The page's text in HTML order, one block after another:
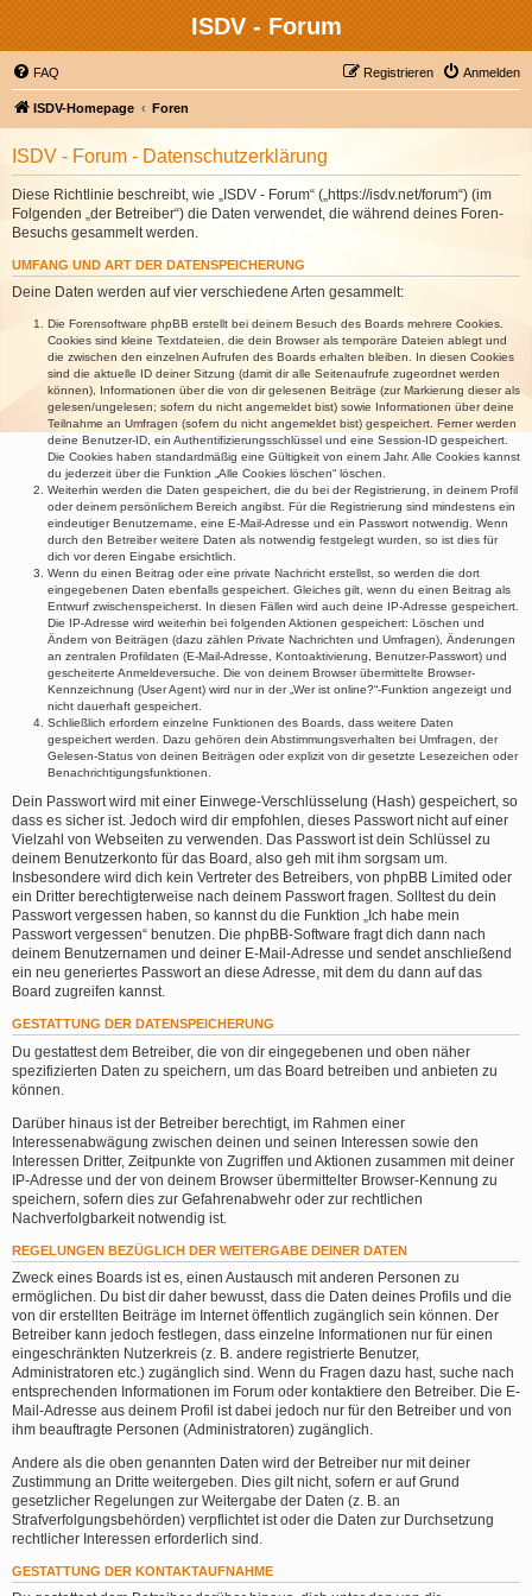
ISDV - Forum
FAQ Anmelden
Registrieren
ISDV-Homepage Foren
ISDV - Forum - Datenschutzerklärung
Diese Richtlinie beschreibt, wie „ISDV - Forum“ („https://isdv.net/forum“) (im
Folgenden „der Betreiber“) die Daten verwendet, die während deines Foren-
Besuchs gesammelt werden.
UMFANG UND ART DER DATENSPEICHERUNG
Deine Daten werden auf vier verschiedene Arten gesammelt:
Die Forensoftware phpBB erstellt bei deinem Besuch des Boards mehrere Cookies.
Cookies sind kleine Textdateien, die dein Browser als temporäre Dateien ablegt und
die zwischen den einzelnen Aufrufen des Boards erhalten bleiben. In diesen Cookies
sind die aktuelle ID deiner Sitzung (damit dir alle Seitenaufrufe zugeordnet werden
können), Informationen über die von dir gelesenen Beiträge (zur Markierung dieser als
gelesen/ungelesen; sofern du nicht angemeldet bist) sowie Informationen über deine
Teilnahme an Umfragen (sofern du nicht angemeldet bist) gespeichert. Ferner werden
deine Benutzer-ID, ein Authentifizierungsschlüssel und eine Session-ID gespeichert.
Die Cookies haben standardmäßig eine Gültigkeit von einem Jahr. Alle Cookies kannst
du jederzeit über die Funktion „Alle Cookies löschen“ löschen.
Weiterhin werden die Daten gespeichert, die du bei der Registrierung, in deinem Profil
oder deinem persönlichem Bereich angibst. Für die Registrierung sind mindestens ein
eindeutiger Benutzername, eine E-Mail-Adresse und ein Passwort notwendig. Wenn
durch den Betreiber weitere Daten als notwendig festgelegt wurden, so ist dies für
dich vor deren Eingabe ersichtlich.
Wenn du einen Beitrag oder eine private Nachricht erstellst, so werden die dort
eingegebenen Daten ebenfalls gespeichert. Gleiches gilt, wenn du einen Beitrag als
Entwurf zwischenspeicherst. In diesen Fällen wird auch deine IP-Adresse gespeichert.
Die IP-Adresse wird weiterhin bei folgenden Aktionen gespeichert: Löschen und
Ändern von Beiträgen (dazu zählen Private Nachrichten und Umfragen), Änderungen
an zentralen Profildaten (E-Mail-Adresse, Kontoaktivierung, Benutzer-Passwort) und
gescheiterte Anmeldeversuche. Die von deinem Browser übermittelte Browser-
Kennzeichnung (User Agent) wird nur in der „Wer ist online?“-Funktion angezeigt und
nicht dauerhaft gespeichert.
Schließlich erfordern einzelne Funktionen des Boards, dass weitere Daten
gespeichert werden. Dazu gehören dein Abstimmungsverhalten bei Umfragen, der
Gelesen-Status von deinen Beiträgen oder explizit von dir gesetzte Lesezeichen oder
Benachrichtigungsfunktionen.
Dein Passwort wird mit einer Einwege-Verschlüsselung (Hash) gespeichert, so
dass es sicher ist. Jedoch wird dir empfohlen, dieses Passwort nicht auf einer
Vielzahl von Webseiten zu verwenden. Das Passwort ist dein Schlüssel zu
deinem Benutzerkonto für das Board, also geh mit ihm sorgsam um.
Insbesondere wird dich kein Vertreter des Betreibers, von phpBB Limited oder
ein Dritter berechtigterweise nach deinem Passwort fragen. Solltest du dein
Passwort vergessen haben, so kannst du die Funktion „Ich habe mein
Passwort vergessen“ benutzen. Die phpBB-Software fragt dich dann nach
deinem Benutzernamen und deiner E-Mail-Adresse und sendet anschließend
ein neu generiertes Passwort an diese Adresse, mit dem du dann auf das
Board zugreifen kannst.
GESTATTUNG DER DATENSPEICHERUNG
Du gestattest dem Betreiber, die von dir eingegebenen und oben näher
spezifizierten Daten zu speichern, um das Board betreiben und anbieten zu
können.
Darüber hinaus ist der Betreiber berechtigt, im Rahmen einer
Interessenabwägung zwischen deinen und seinen Interessen sowie den
Interessen Dritter, Zeitpunkte von Zugriffen und Aktionen zusammen mit deiner
IP-Adresse und der von deinem Browser übermittelter Browser-Kennung zu
speichern, sofern dies zur Gefahrenabwehr oder zur rechtlichen
Nachverfolgbarkeit notwendig ist.
REGELUNGEN BEZÜGLICH DER WEITERGABE DEINER DATEN
Zweck eines Boards ist es, einen Austausch mit anderen Personen zu
ermöglichen. Du bist dir daher bewusst, dass die Daten deines Profils und die
von dir erstellten Beiträge im Internet öffentlich zugänglich sein können. Der
Betreiber kann jedoch festlegen, dass einzelne Informationen nur für einen
eingeschränkten Nutzerkreis (z. B. andere registrierte Benutzer,
Administratoren etc.) zugänglich sind. Wenn du Fragen dazu hast, suche nach
entsprechenden Informationen im Forum oder kontaktiere den Betreiber. Die E-
Mail-Adresse aus deinem Profil ist dabei jedoch nur für den Betreiber und von
ihm beauftragte Personen (Administratoren) zugänglich.
Andere als die oben genannten Daten wird der Betreiber nur mit deiner
Zustimmung an Dritte weitergeben. Dies gilt nicht, sofern er auf Grund
gesetzlicher Regelungen zur Weitergabe der Daten (z. B. an
Strafverfolgungsbehörden) verpflichtet ist oder die Daten zur Durchsetzung
rechtlicher Interessen erforderlich sind.
GESTATTUNG DER KONTAKTAUFNAHME